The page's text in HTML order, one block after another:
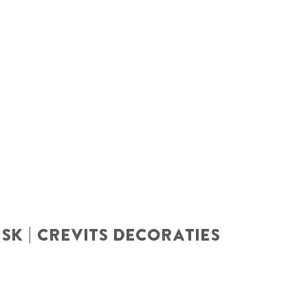
| CREVITS DECORATIES